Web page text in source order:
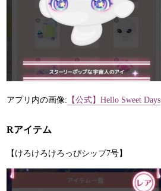
アプリ内の画像: 【公式】Hello Sweet Days
Rアイテム
【けろけろけろっぴシップ7号】